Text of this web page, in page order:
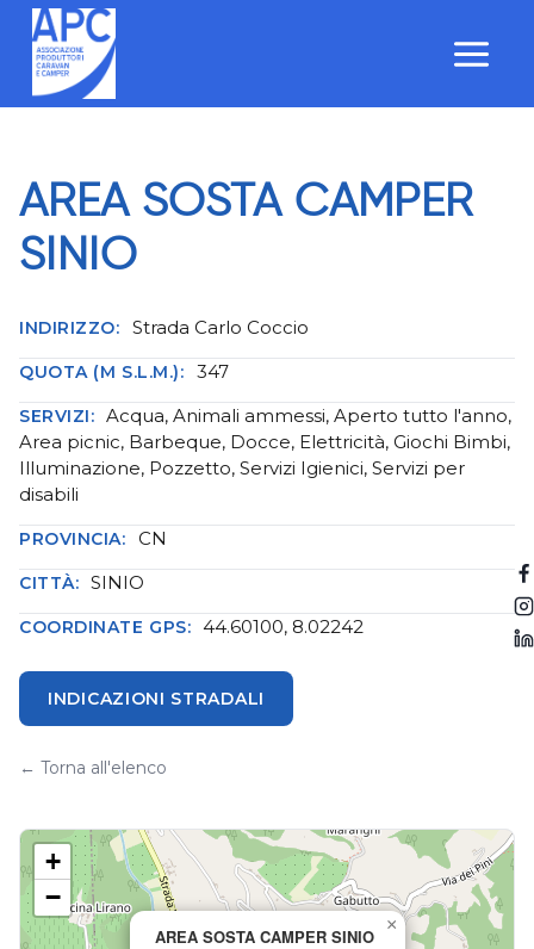
Salta
contenuto
AREA SOSTA CAMPER
SINIO
INDIRIZZO: Strada Carlo Coccio
QUOTA (M S.L.M.): 347
SERVIZI: Acqua, Animali ammessi, Aperto tutto l'anno,
Area picnic, Barbeque, Docce, Elettricità, Giochi Bimbi,
Illuminazione, Pozzetto, Servizi Igienici, Servizi per
disabili
PROVINCIA: CN
CITTÀ: SINIO
COORDINATE GPS: 44.60100, 8.02242
INDICAZIONI STRADALI
← Torna all'elenco
AREA SOSTA CAMPER SINIO
×
+
−